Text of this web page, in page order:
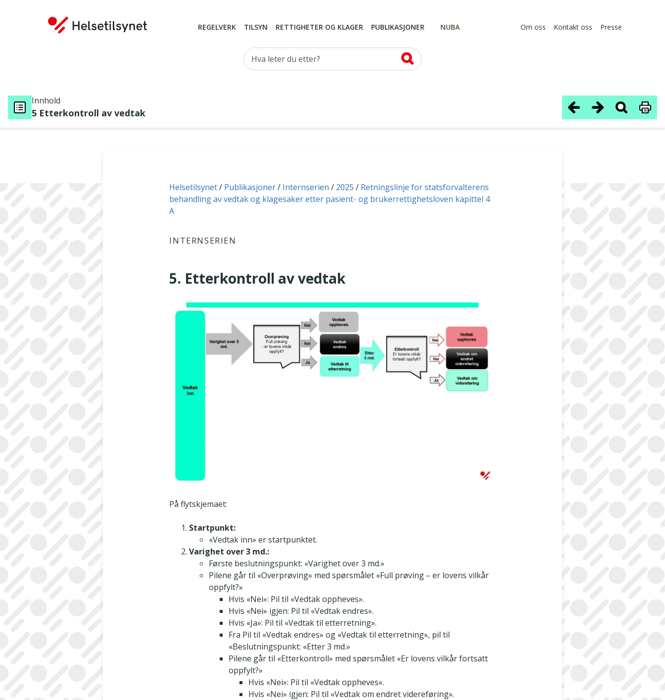
REGELVERK TILSYN RETTIGHETER OG KLAGER PUBLIKASJONER NUBA Om oss Kontakt oss Presse
Hva leter du etter?
Innhold
5 Etterkontroll av vedtak
Du er her:
Helsetilsynet Publikasjoner Internserien 2025
Retningslinje for statsforvalterens
behandling av vedtak og klagesaker etter pasient- og brukerrettighetsloven kapittel 4
A
INTERNSERIEN
5. Etterkontroll av vedtak
På flytskjemaet:
Startpunkt:
«Vedtak inn» er startpunktet.
Varighet over 3 md.:
Første beslutningspunkt: «Varighet over 3 md.»
Pilene går til «Overprøving» med spørsmålet «Full prøving – er lovens vilkår
oppfylt?»
Hvis «Nei»: Pil til «Vedtak oppheves».
Hvis «Nei» igjen: Pil til «Vedtak endres».
Hvis «Ja»: Pil til «Vedtak til etterretning».
Fra Pil til «Vedtak endres» og «Vedtak til etterretning», pil til
«Beslutningspunkt: «Etter 3 md.»
Pilene går til «Etterkontroll» med spørsmålet «Er lovens vilkår fortsatt
oppfylt?»
Hvis «Nei»: Pil til «Vedtak oppheves».
Hvis «Nei» igjen: Pil til «Vedtak om endret videreføring».